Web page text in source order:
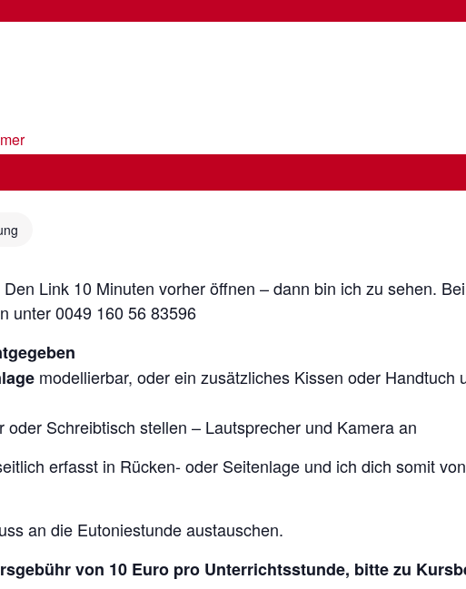
Link 10 Minuten vorher öffnen – dann bin ich zu sehen.
unter 0049 160 56 83596
modellierbar, oder ein zusätzliches Kissen oder Handtuch
Schreibtisch stellen – Lautsprecher und Kamera an
erfasst in Rücken- oder Seitenlage und ich dich somit
an die Eutoniestunde austauschen.
von 10 Euro pro Unterrichtsstunde, bitte zu